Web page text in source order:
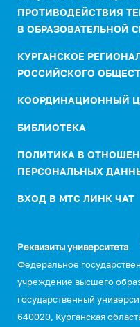
ПРОТИВОДЕЙСТВИЯ
В ОБРАЗОВАТЕЛЬНОЙ
КУРГАНСКОЕ
РОССИЙСКОГО
КООРДИНАЦИОННЫЙ
БИБЛИОТЕКА
ПОЛИТИКА В
ПЕРСОНАЛЬНЫХ
ВХОД В МТС ЛИНК ЧАТ
Реквизиты университета
Федеральное
учреждение высшего
государственный
640020, Курганская